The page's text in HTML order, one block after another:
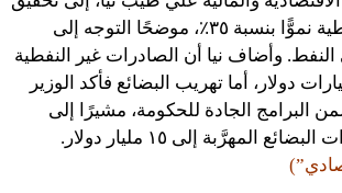
الصادرات غير النفطية نموًّا بنسبة ٣٥٪‏، موضحًا التوجه إلى
النفط. وأضاف نيا أن الصادرات غير النفطية
بقيمة ٣ مليارات دولار، أما تهريب البضائع فأكد الوزير
البرامج الجادة للحكومة، مشيرًا إلى
المهرَّبة إلى ١٥ مليار دولار.